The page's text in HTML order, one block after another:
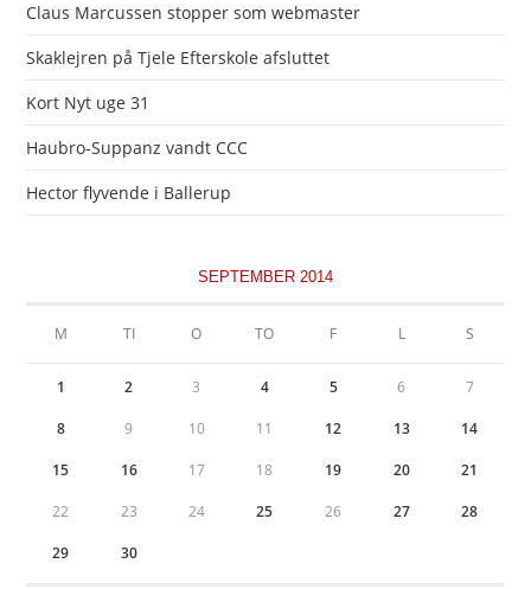
Claus Marcussen stopper som webmaster
Skaklejren på Tjele Efterskole afsluttet
Kort Nyt uge 31
Haubro-Suppanz vandt CCC
Hector flyvende i Ballerup
SEPTEMBER 2014
M TI O TO F L S
1 2 3 4 5 6 7
8 9 10 11 12 13 14
15 16 17 18 19 20 21
22 23 24 25 26 27 28
29 30